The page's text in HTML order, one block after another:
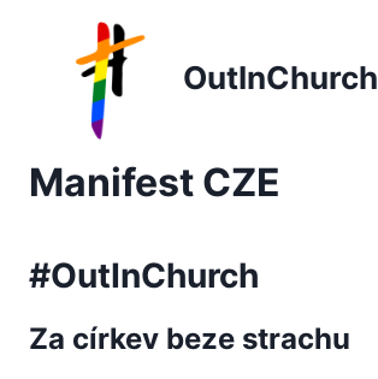
springen
OutInChurch
Manifest CZE
#OutInChurch
Za církev beze strachu